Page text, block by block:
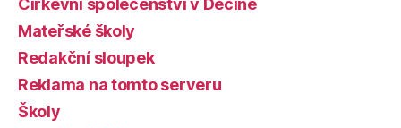
Církevní společenství v Děčíně
Mateřské školy
Redakční sloupek
Reklama na tomto serveru
Školy